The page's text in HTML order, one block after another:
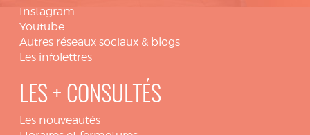
Instagram
Youtube
Autres réseaux sociaux & blogs
Les infolettres
LES + CONSULTÉS
Les nouveautés